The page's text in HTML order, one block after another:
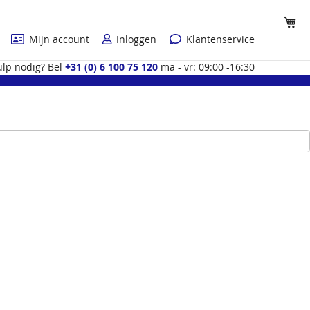
Mijn account
Inloggen Klantenservice
nodig? Bel +31 (0) 6 100 75 120 ma - vr: 09:00 -16:30